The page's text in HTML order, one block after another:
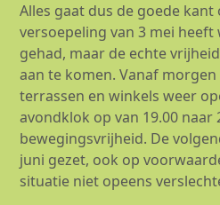
Alles gaat dus de goede kant
versoepeling van 3 mei
gehad, maar de echte
aan te komen. Vanaf
terrassen en winkels weer
avondklok op van 19.00 naar
bewegingsvrijheid. De
juni gezet, ook op
situatie niet opeens